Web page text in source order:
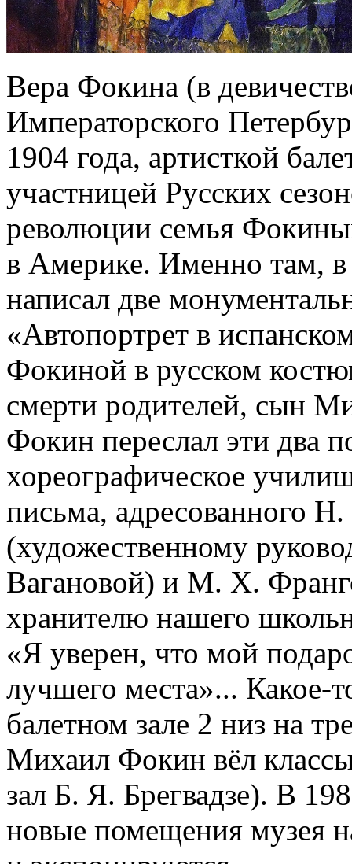
Вера Фокина (в
Императорского
1904 года, артисткой
участницей Русских
революции семья
в Америке. Именно там,
написал две
«Автопортрет в
Фокиной в русском
смерти родителей, сын
Фокин переслал эти два
хореографическое
письма, адресованного
(художественному
Вагановой) и М. Х.
хранителю нашего
«Я уверен, что мой
лучшего места»... Какое-
балетном зале 2 низ на
Михаил Фокин вёл
зал Б. Я. Брегвадзе). В
новые помещения музея